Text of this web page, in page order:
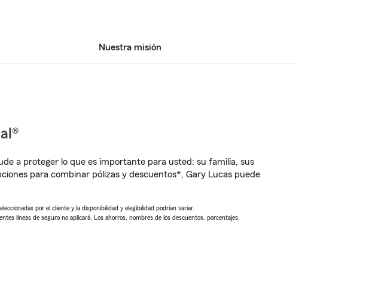
Nuestra misión
a proteger lo que es importante para usted: su familia, sus
para combinar pólizas y descuentos*, Gary Lucas puede
por el cliente y la disponibilidad y elegibilidad podrían variar.
líneas de seguro no aplicará. Los ahorros, nombres de los descuentos, porcentajes,